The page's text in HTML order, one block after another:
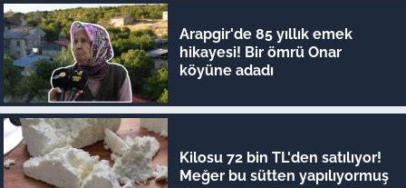
Arapgir'de 85 yıllık emek
hikayesi! Bir ömrü Onar
köyüne adadı
Kilosu 72 bin TL'den satılıyor!
Meğer bu sütten yapılıyormuş